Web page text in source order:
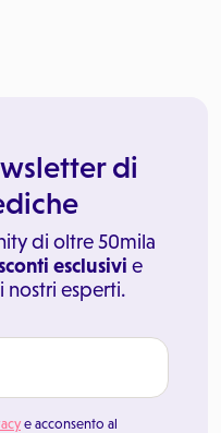
di
di oltre 50mila
esclusivi e
nostri esperti.
e acconsento al